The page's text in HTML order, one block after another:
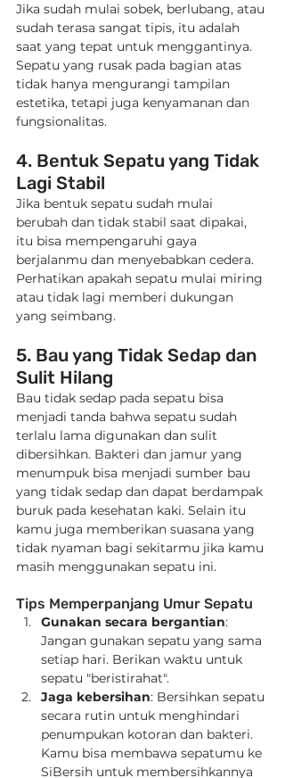
Jika sudah mulai sobek, berlubang, atau
sudah terasa sangat tipis, itu adalah
saat yang tepat untuk menggantinya.
Sepatu yang rusak pada bagian atas
tidak hanya mengurangi tampilan
estetika, tetapi juga kenyamanan dan
fungsionalitas.
4. Bentuk Sepatu yang Tidak
Lagi Stabil
Jika bentuk sepatu sudah mulai
berubah dan tidak stabil saat dipakai,
itu bisa mempengaruhi gaya
berjalanmu dan menyebabkan cedera.
Perhatikan apakah sepatu mulai miring
atau tidak lagi memberi dukungan
yang seimbang.
5. Bau yang Tidak Sedap dan
Sulit Hilang
Bau tidak sedap pada sepatu bisa
menjadi tanda bahwa sepatu sudah
terlalu lama digunakan dan sulit
dibersihkan. Bakteri dan jamur yang
menumpuk bisa menjadi sumber bau
yang tidak sedap dan dapat berdampak
buruk pada kesehatan kaki. Selain itu
kamu juga memberikan suasana yang
tidak nyaman bagi sekitarmu jika kamu
masih menggunakan sepatu ini.
Tips Memperpanjang Umur Sepatu
Gunakan secara bergantian:
Jangan gunakan sepatu yang sama
setiap hari. Berikan waktu untuk
sepatu "beristirahat".
Jaga kebersihan: Bersihkan sepatu
secara rutin untuk menghindari
penumpukan kotoran dan bakteri.
Kamu bisa membawa sepatumu ke
SiBersih untuk membersihkannya